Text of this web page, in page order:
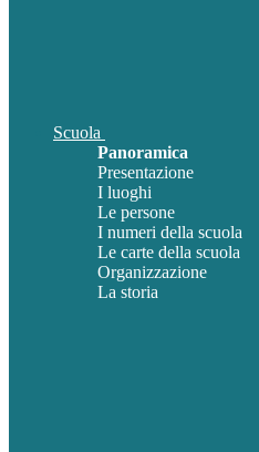
Scuola
Panoramica
Presentazione
I luoghi
Le persone
I numeri della scuola
Le carte della scuola
Organizzazione
La storia